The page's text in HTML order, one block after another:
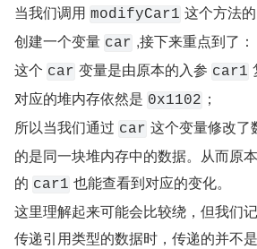
当我们调用 modifyCar1 这个方法
创建一个变量 car ,接下来重点到了：
这个 car 变量是由原本的入参 car1
对应的堆内存依然是 0x1102 ；
所以当我们通过 car 这个变量修改了
的是同一块堆内存中的数据。从而原
的 car1 也能查看到对应的变化。
这里理解起来可能会比较绕，但我们
传递引用类型的数据时，传递的并不